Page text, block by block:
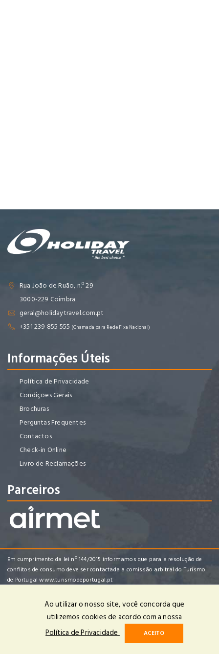
Rua João de Ruão, n.º 29
3000-229 Coimbra
geral@holidaytravel.com.pt
+351 239 855 555 (Chamada para Rede Fixa Nacional)
Informações Úteis
Política de Privacidade
Condições Gerais
Brochuras
Perguntas Frequentes
Contactos
Check-in Online
Livro de Reclamações
Parceiros
Em cumprimento da lei nº 144/2015 informamos que para a resolução de
conflitos de consumo deve ser contactada a comissão arbitral do Turismo
de Portugalwww.turismodeportugal.pt
Enredo Tropical Viagens e Turismo, Lda | RNAVT 4482 | © 2025 Todos
os Direitos Reservados | Powered byOPTIGEST
Ao utilizar o nosso site, você concorda que
utilizemos cookies de acordo com a nossa
Política de Privacidade
ACEITO